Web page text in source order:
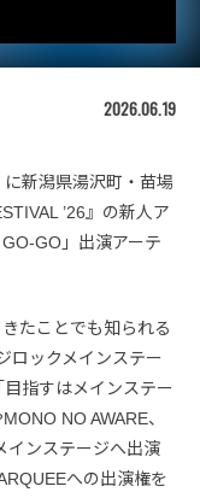
2026.06.19
新潟県湯沢町・苗場
’26』の新人ア
GO」出演アーテ
たことでも知られる
ロックメインステー
指すはメインステー
NO AWARE、
インステージへ出演
への出演権を